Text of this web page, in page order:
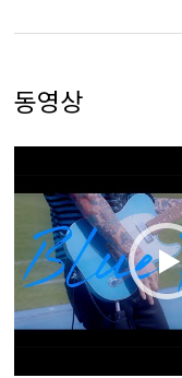
-여름도둑
-세상에서 가장 큰 벚꽃
동영상